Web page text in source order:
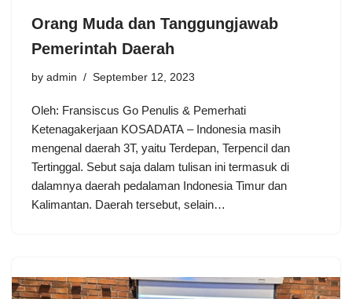
Orang Muda dan Tanggungjawab
Pemerintah Daerah
by admin September 12, 2023
Oleh: Fransiscus Go Penulis & Pemerhati
Ketenagakerjaan KOSADATA – Indonesia masih
mengenal daerah 3T, yaitu Terdepan, Terpencil dan
Tertinggal. Sebut saja dalam tulisan ini termasuk di
dalamnya daerah pedalaman Indonesia Timur dan
Kalimantan. Daerah tersebut, selain…